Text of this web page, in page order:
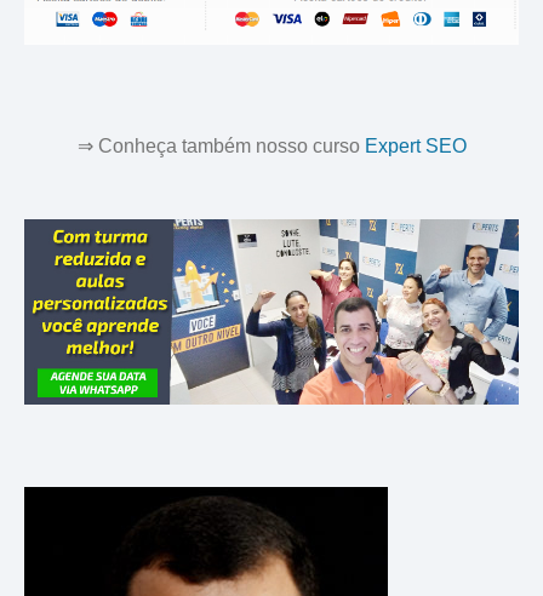
⇒ Conheça também nosso cursoExpert SEO